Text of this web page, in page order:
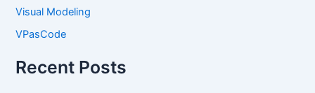
Visual Modeling
VPasCode
Recent Posts